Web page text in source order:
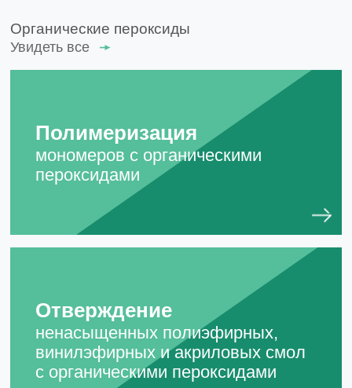
Органические пероксиды
Увидеть все
Полимеризация
мономеров с органическими
пероксидами
Отверждение
ненасыщенных полиэфирных,
винилэфирных и акриловых смол
с органическими пероксидами